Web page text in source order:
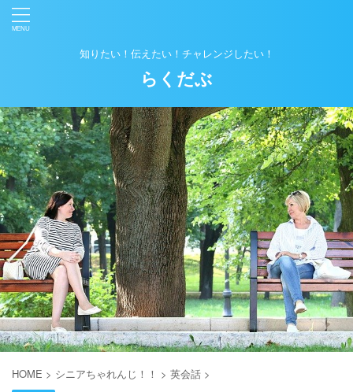
知りたい！伝えたい！チャレンジしたい！
らくだぶ
HOME > シニアちゃれんじ！！ > 英会話 >